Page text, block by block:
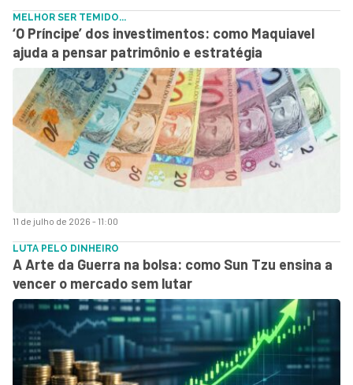
11 de julho de 2026 - 11:00
MELHOR SER TEMIDO...
‘O Príncipe’ dos investimentos: como Maquiavel
ajuda a pensar patrimônio e estratégia
LUTA PELO DINHEIRO
A Arte da Guerra na bolsa: como Sun Tzu ensina a
vencer o mercado sem lutar